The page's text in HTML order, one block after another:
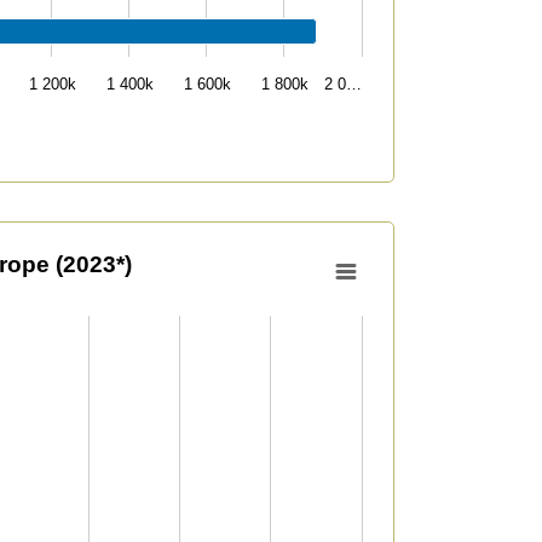
1 200k 1 400k 1 600k 1 800k 2 0…
to 85279553.
(2023*)